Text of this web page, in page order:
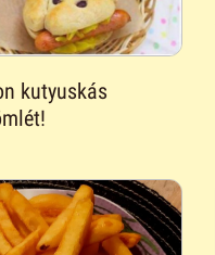
kutyuskás